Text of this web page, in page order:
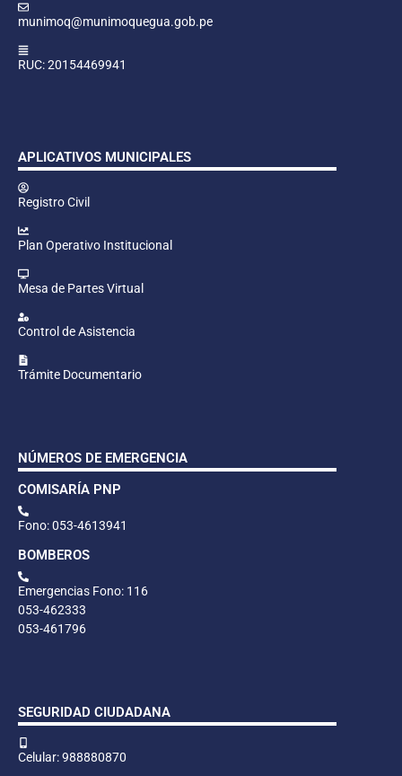
munimoq@munimoquegua.gob.pe
RUC: 20154469941
APLICATIVOS MUNICIPALES
Registro Civil
Plan Operativo Institucional
Mesa de Partes Virtual
Control de Asistencia
Trámite Documentario
NÚMEROS DE EMERGENCIA
COMISARÍA PNP
Fono: 053-4613941
BOMBEROS
Emergencias Fono: 116
053-462333
053-461796
SEGURIDAD CIUDADANA
Celular: 988880870